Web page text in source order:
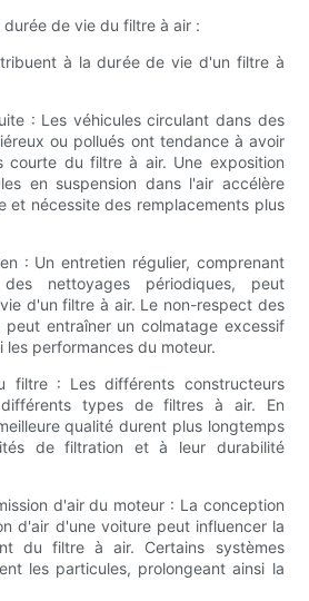
de vie du filtre à air :
à la durée de vie d'un filtre à
: Les véhicules circulant dans des
ou pollués ont tendance à avoir
courte du filtre à air. Une exposition
en suspension dans l'air accélère
et nécessite des remplacements plus
: Un entretien régulier, comprenant
nettoyages périodiques, peut
d'un filtre à air. Le non-respect des
peut entraîner un colmatage excessif
performances du moteur.
filtre : Les différents constructeurs
différents types de filtres à air. En
qualité durent plus longtemps
de filtration et à leur durabilité
d'air du moteur : La conception
d'air d'une voiture peut influencer la
du filtre à air. Certains systèmes
les particules, prolongeant ainsi la